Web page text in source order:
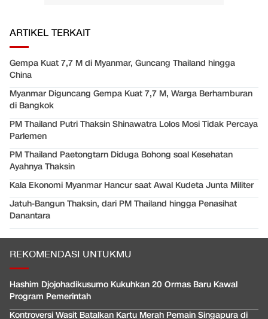
ARTIKEL TERKAIT
Gempa Kuat 7,7 M di Myanmar, Guncang Thailand hingga
China
Myanmar Diguncang Gempa Kuat 7,7 M, Warga Berhamburan
di Bangkok
PM Thailand Putri Thaksin Shinawatra Lolos Mosi Tidak Percaya
Parlemen
PM Thailand Paetongtarn Diduga Bohong soal Kesehatan
Ayahnya Thaksin
Kala Ekonomi Myanmar Hancur saat Awal Kudeta Junta Militer
Jatuh-Bangun Thaksin, dari PM Thailand hingga Penasihat
Danantara
REKOMENDASI UNTUKMU
Hashim Djojohadikusumo Kukuhkan 20 Ormas Baru Kawal
Program Pemerintah
Kontroversi Wasit Batalkan Kartu Merah Pemain Singapura di